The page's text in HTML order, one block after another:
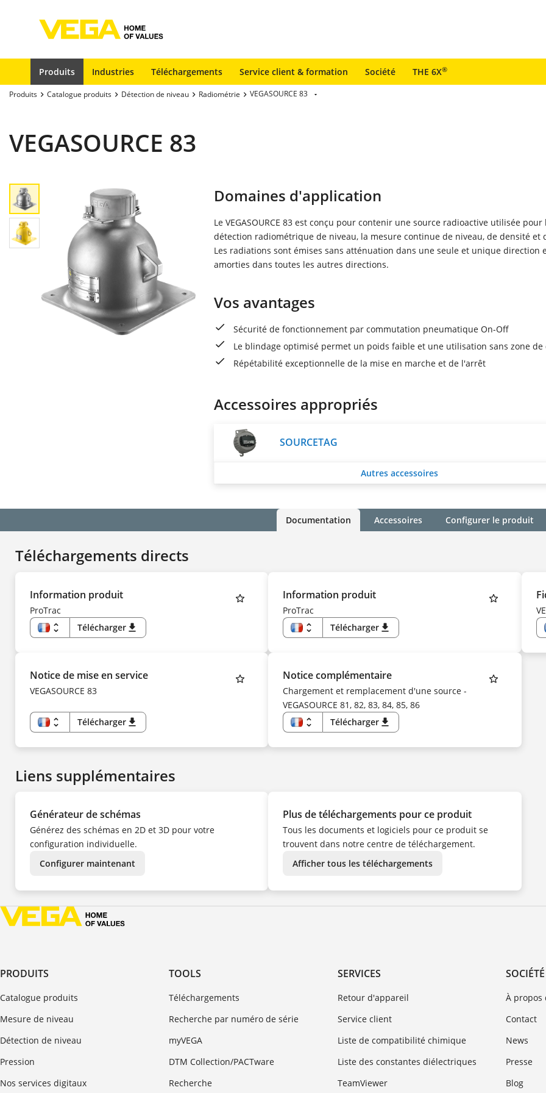
Produits Industries Téléchargements Service client & formation Société THE 6X®
Produits Catalogue produits Détection de niveau Radiométrie VEGASOURCE 83
VEGASOURCE 83
Domaines d'application
Le VEGASOURCE 83 est conçu pour contenir une source radioactive utilisée pour
détection radiométrique de niveau, la mesure continue de niveau, de densité et
Les radiations sont émises sans atténuation dans une seule et unique direction
amorties dans toutes les autres directions.
Vos avantages
Sécurité de fonctionnement par commutation pneumatique On-Off
Le blindage optimisé permet un poids faible et une utilisation sans zone de
Répétabilité exceptionnelle de la mise en marche et de l'arrêt
Accessoires appropriés
SOURCETAG
Autres accessoires
Documentation Accessoires Configurer le produit
Téléchargements directs
Information produit
ProTrac
unfold_more
FR
CS
DA
ES
FI
IT
KK
KO
NL
TR
UK
Télécharger download
Information produit
ProTrac
unfold_more
FR
CS
DA
ES
FI
HU
IT
KK
KO
NL
Télécharger download
Notice de mise en service
VEGASOURCE 83
unfold_more
FR
ES
FI
KO
NO
PT
TR
UK
Télécharger download
Notice complémentaire
Chargement et remplacement d'une source -
VEGASOURCE 81, 82, 83, 84, 85, 86
unfold_more
FR
NO
PT
TR
Télécharger download
Liens supplémentaires
Générateur de schémas
Générez des schémas en 2D et 3D pour votre
configuration individuelle.
Configurer maintenant
Plus de téléchargements pour ce produit
Tous les documents et logiciels pour ce produit se
trouvent dans notre centre de téléchargement.
Afficher tous les téléchargements
PRODUITS
Catalogue produits
Mesure de niveau
Détection de niveau
Pression
Nos services digitaux
TOOLS
Téléchargements
Recherche par numéro de série
myVEGA
DTM Collection/PACTware
Recherche
SERVICES
Retour d'appareil
Service client
Liste de compatibilité chimique
Liste des constantes diélectriques
TeamViewer
SOCIÉTÉ
À propos
Contact
News
Presse
Blog